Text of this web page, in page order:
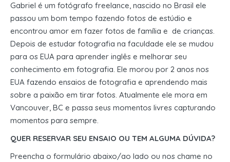
Gabriel é um fotógrafo freelance, nascido no Brasil ele
passou um bom tempo fazendo fotos de estúdio e
encontrou amor em fazer fotos de família e de crianças.
Depois de estudar fotografia na faculdade ele se mudou
para os EUA para aprender inglês e melhorar seu
conhecimento em fotografia. Ele morou por 2 anos nos
EUA fazendo ensaios de fotografia e aprendendo mais
sobre a paixão em tirar fotos. Atualmente ele mora em
Vancouver, BC e passa seus momentos livres capturando
momentos para sempre.
QUER RESERVAR SEU ENSAIO OU TEM ALGUMA DÚVIDA?
Preencha o formulário abaixo/ao lado ou nos chame no